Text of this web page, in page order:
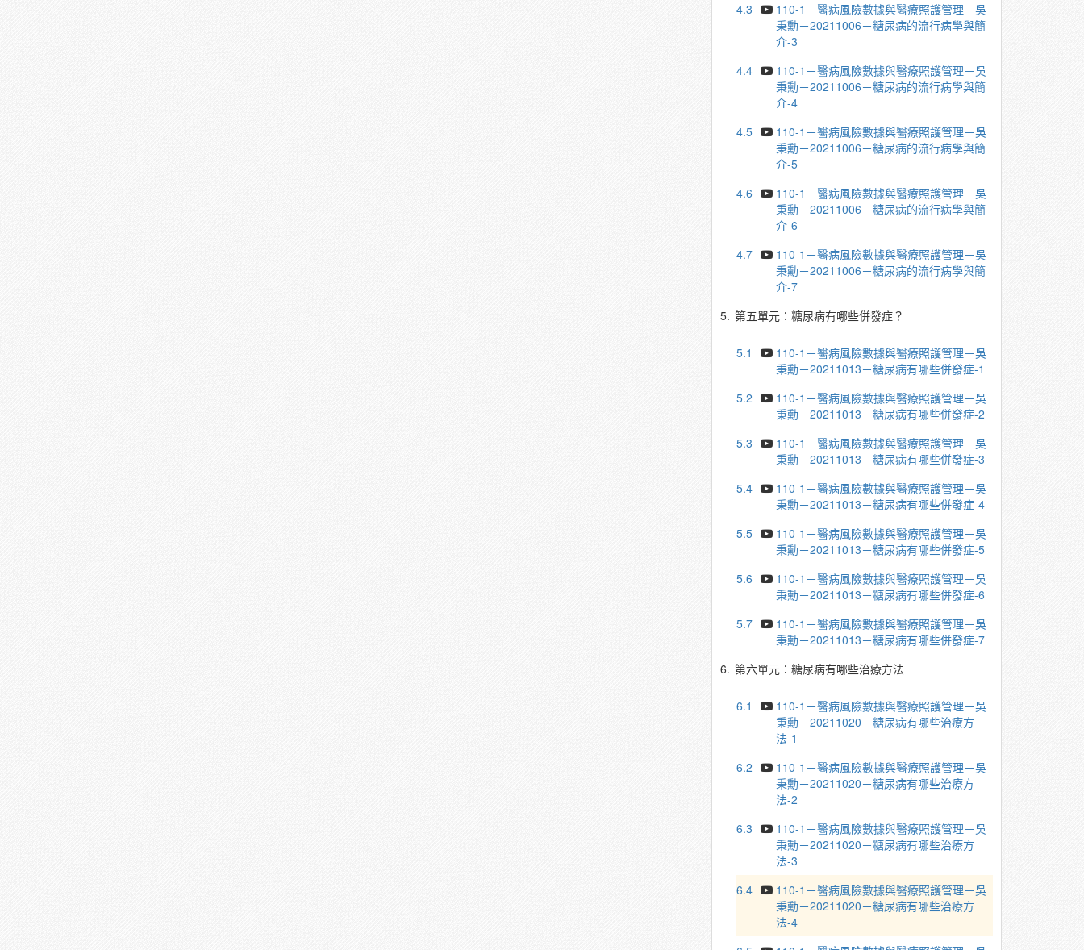
4.3
110-1－醫病風險數據與醫療照護管理－吳
秉勳－20211006－糖尿病的流行病學與簡
介-3
4.4
110-1－醫病風險數據與醫療照護管理－吳
秉勳－20211006－糖尿病的流行病學與簡
介-4
4.5
110-1－醫病風險數據與醫療照護管理－吳
秉勳－20211006－糖尿病的流行病學與簡
介-5
4.6
110-1－醫病風險數據與醫療照護管理－吳
秉勳－20211006－糖尿病的流行病學與簡
介-6
4.7
110-1－醫病風險數據與醫療照護管理－吳
秉勳－20211006－糖尿病的流行病學與簡
介-7
5. 第五單元：糖尿病有哪些併發症？
5.1
110-1－醫病風險數據與醫療照護管理－吳
秉勳－20211013－糖尿病有哪些併發症-1
5.2
110-1－醫病風險數據與醫療照護管理－吳
秉勳－20211013－糖尿病有哪些併發症-2
5.3
110-1－醫病風險數據與醫療照護管理－吳
秉勳－20211013－糖尿病有哪些併發症-3
5.4
110-1－醫病風險數據與醫療照護管理－吳
秉勳－20211013－糖尿病有哪些併發症-4
5.5
110-1－醫病風險數據與醫療照護管理－吳
秉勳－20211013－糖尿病有哪些併發症-5
5.6
110-1－醫病風險數據與醫療照護管理－吳
秉勳－20211013－糖尿病有哪些併發症-6
5.7
110-1－醫病風險數據與醫療照護管理－吳
秉勳－20211013－糖尿病有哪些併發症-7
6. 第六單元：糖尿病有哪些治療方法
6.1
110-1－醫病風險數據與醫療照護管理－吳
秉勳－20211020－糖尿病有哪些治療方
法-1
6.2
110-1－醫病風險數據與醫療照護管理－吳
秉勳－20211020－糖尿病有哪些治療方
法-2
6.3
110-1－醫病風險數據與醫療照護管理－吳
秉勳－20211020－糖尿病有哪些治療方
法-3
6.4
110-1－醫病風險數據與醫療照護管理－吳
秉勳－20211020－糖尿病有哪些治療方
法-4